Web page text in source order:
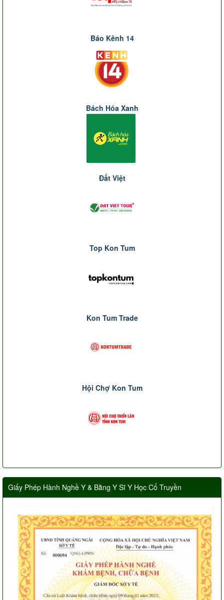
Báo Kênh 14
Bách Hóa Xanh
Đất Việt
Top Kon Tum
Kon Tum Trade
Hội Chợ Kon Tum
Giấy Phép Hành Nghề Y & Bằng Y Sĩ Y Học Cổ Truyền